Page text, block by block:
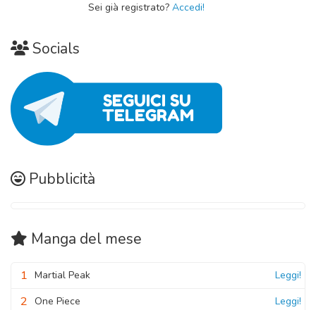
Sei già registrato? Accedi!
Socials
Pubblicità
Manga del mese
1 Martial Peak Leggi!
2 One Piece Leggi!